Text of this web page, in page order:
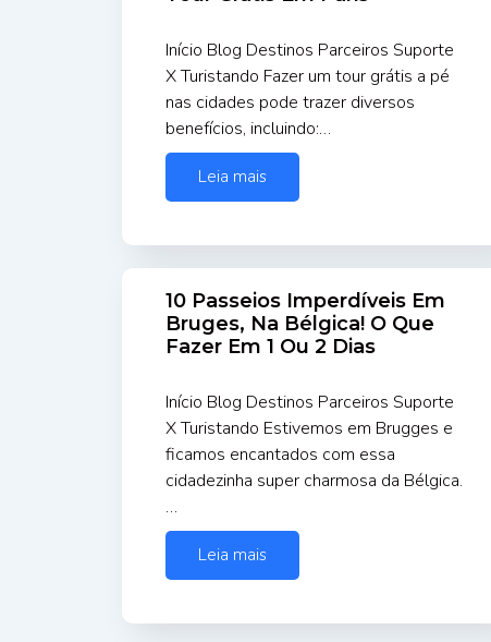
Início Blog Destinos Parceiros Suporte
X Turistando Fazer um tour grátis a pé
nas cidades pode trazer diversos
benefícios, incluindo:…
Leia mais
10 Passeios Imperdíveis Em
Bruges, Na Bélgica! O Que
Fazer Em 1 Ou 2 Dias
Início Blog Destinos Parceiros Suporte
X Turistando Estivemos em Brugges e
ficamos encantados com essa
cidadezinha super charmosa da Bélgica.
…
Leia mais